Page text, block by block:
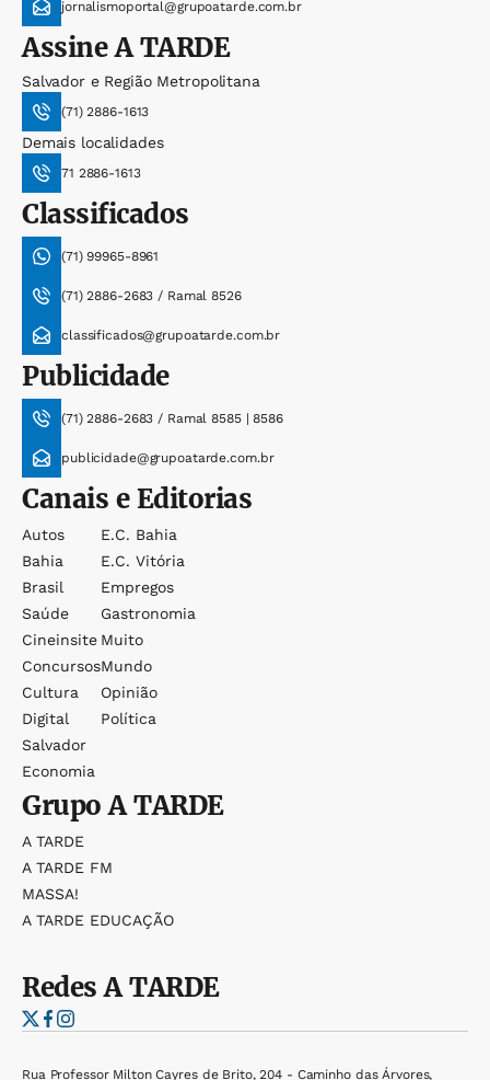
jornalismoportal@grupoatarde.com.br
AssineA TARDE
Salvador e Região Metropolitana
(71) 2886-1613
Demais localidades
71 2886-1613
Classificados
(71) 99965-8961
(71) 2886-2683 / Ramal 8526
classificados@grupoatarde.com.br
Publicidade
(71) 2886-2683 / Ramal 8585 | 8586
publicidade@grupoatarde.com.br
Canais e Editorias
Autos
Bahia
Brasil
Saúde
Cineinsite
Concursos
Cultura
Digital
Salvador
Economia
E.c. Bahia
E.c. Vitória
Empregos
Gastronomia
Muito
Mundo
Opinião
Política
GrupoA TARDE
A TARDE
A TARDE FM
MASSA!
A TARDE EDUCAÇÃO
RedesA TARDE
Rua Professor Milton Cayres de Brito, 204 - Caminho das Árvores,